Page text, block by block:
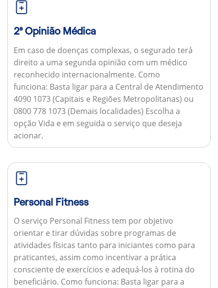
2ª Opinião Médica
Em caso de doenças complexas, o segurado terá
direito a uma segunda opinião com um médico
reconhecido internacionalmente. Como
funciona: Basta ligar para a Central de Atendimento
4090 1073 (Capitais e Regiões Metropolitanas) ou
0800 778 1073 (Demais localidades) Escolha a
opção Vida e em seguida o serviço que deseja
acionar.
Personal Fitness
O serviço Personal Fitness tem por objetivo
orientar e tirar dúvidas sobre programas de
atividades físicas tanto para iniciantes como para
praticantes, assim como incentivar a prática
consciente de exercícios e adequá-los à rotina do
beneficiário. Como funciona: Basta ligar para a